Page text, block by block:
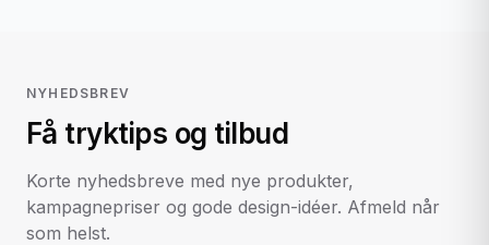
NYHEDSBREV
Få tryktips og tilbud
Korte nyhedsbreve med nye produkter,
kampagnepriser og gode design-idéer. Afmeld når
som helst.